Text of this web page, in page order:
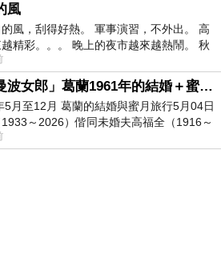
風
風，刮得好熱。 軍事演習，不外出。 高
精彩。。。 晚上的夜市越來越熱鬧。 秋
得很熱 夜遊消暑熱。。。
AI「曼波女郎」葛蘭1961年的結婚＋蜜月旅行 #戀上老電影 #葛蘭 #粟子
5月至12月 葛蘭的結婚與蜜月旅行5月04日
～2026）偕同未婚夫高福全（1916～
乘郵輪赴倫敦6月15日於英國倫敦St.S